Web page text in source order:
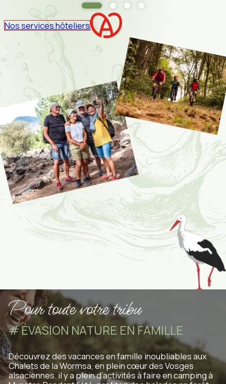
Nos services hôteliers
Pour toute votre tribu
ÉVASION NATURE EN FAMILLE
Découvrez des vacances en famille inoubliables aux
Chalets de la Wormsa, en plein cœur des Vosges
alsaciennes. il y a plein d’activités à faire en camping à